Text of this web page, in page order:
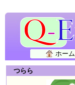
ホーム
つらら